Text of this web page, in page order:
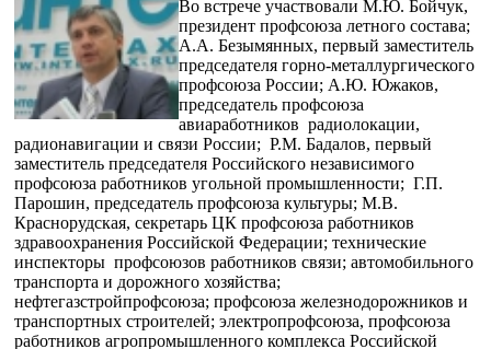
Во встрече участвовали М.Ю. Бойчук,
президент профсоюза летного состава;
А.А. Безымянных, первый заместитель
председателя горно-металлургического
профсоюза России; А.Ю. Южаков,
председатель профсоюза
авиаработников радиолокации,
радионавигации и связи России; Р.М. Бадалов, первый
заместитель председателя Российского независимого
профсоюза работников угольной промышленности; Г.П.
Парошин, председатель профсоюза культуры; М.В.
Краснорудская, секретарь ЦК профсоюза работников
здравоохранения Российской Федерации; технические
инспекторы профсоюзов работников связи; автомобильного
транспорта и дорожного хозяйства;
нефтегазстройпрофсоюза; профсоюза железнодорожников и
транспортных строителей; электропрофсоюза, профсоюза
работников агропромышленного комплекса Российской